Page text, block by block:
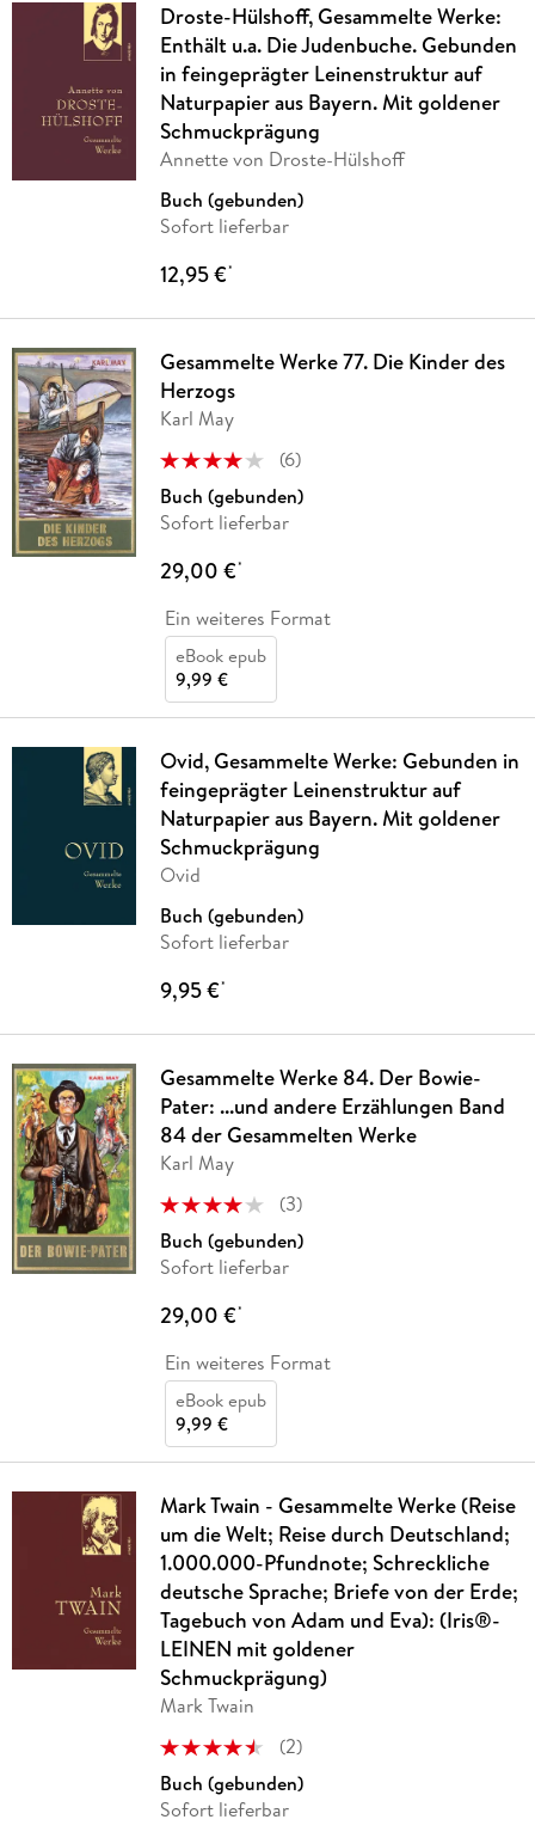
Droste-Hülshoff, Gesammelte Werke:
Enthält u.a. Die Judenbuche. Gebunden
in feingeprägter Leinenstruktur auf
Naturpapier aus Bayern. Mit goldener
Schmuckprägung
Annette von Droste-Hülshoff
Buch (gebunden)
Sofort lieferbar
12,95 €*
Gesammelte Werke 77. Die Kinder des
Herzogs
Karl May
(6)
Buch (gebunden)
Sofort lieferbar
29,00 €*
Ein weiteres Format
eBook epub
9,99 €
Ovid, Gesammelte Werke: Gebunden in
feingeprägter Leinenstruktur auf
Naturpapier aus Bayern. Mit goldener
Schmuckprägung
Ovid
Buch (gebunden)
Sofort lieferbar
9,95 €*
Gesammelte Werke 84. Der Bowie-
Pater: ...und andere Erzählungen Band
84 der Gesammelten Werke
Karl May
(3)
Buch (gebunden)
Sofort lieferbar
29,00 €*
Ein weiteres Format
eBook epub
9,99 €
Mark Twain - Gesammelte Werke (Reise
um die Welt; Reise durch Deutschland;
1.000.000-Pfundnote; Schreckliche
deutsche Sprache; Briefe von der Erde;
Tagebuch von Adam und Eva): (Iris®-
LEINEN mit goldener
Schmuckprägung)
Mark Twain
(2)
Buch (gebunden)
Sofort lieferbar